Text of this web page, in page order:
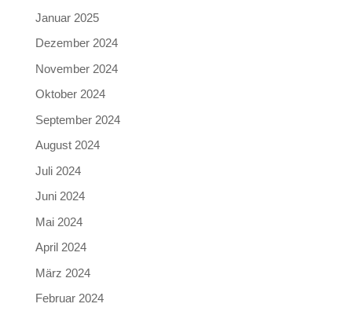
Januar 2025
Dezember 2024
November 2024
Oktober 2024
September 2024
August 2024
Juli 2024
Juni 2024
Mai 2024
April 2024
März 2024
Februar 2024